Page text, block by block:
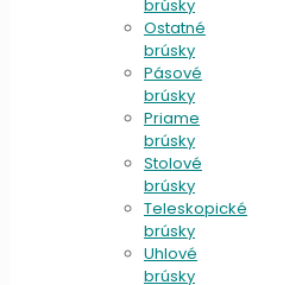
brúsky
Ostatné
brúsky
Pásové
brúsky
Priame
brúsky
Stolové
brúsky
Teleskopické
brúsky
Uhlové
brúsky